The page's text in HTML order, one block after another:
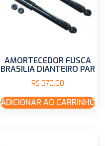
AMORTECEDOR FUSCA
BRASILIA DIANTEIRO PAR
R$ 370,00
ADICIONAR AO CARRINHO